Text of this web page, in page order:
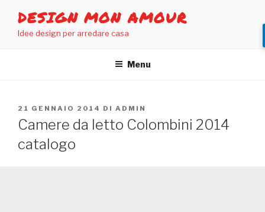
contenuto
DESIGN MON AMOUR
Idee design per arredare casa
Menu
PUBBLICATO
IL
21 GENNAIO 2014 DI ADMIN
Camere da letto Colombini 2014
catalogo